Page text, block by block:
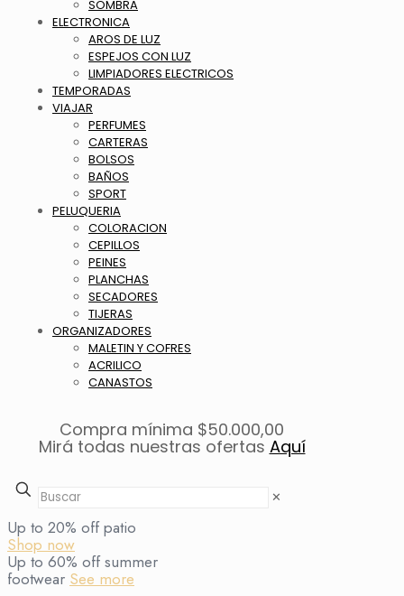
SOMBRA
ELECTRONICA
AROS DE LUZ
ESPEJOS CON LUZ
LIMPIADORES ELECTRICOS
TEMPORADAS
VIAJAR
PERFUMES
CARTERAS
BOLSOS
BAÑOS
SPORT
PELUQUERIA
COLORACION
CEPILLOS
PEINES
PLANCHAS
SECADORES
TIJERAS
ORGANIZADORES
MALETIN Y COFRES
ACRILICO
CANASTOS
Compra mínima $50.000,00
Mirá todas nuestras ofertas Aquí
✕
Up to 20% off patio
Shop now
Up to 60% off summer
footwear See more